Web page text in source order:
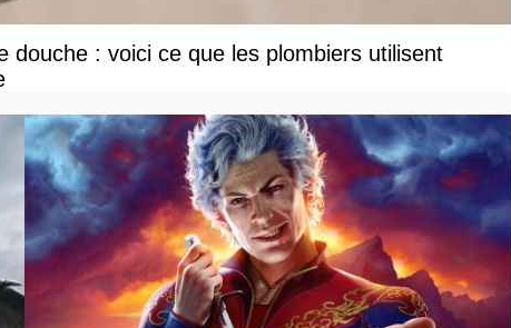
douche : voici ce que les plombiers utilisent